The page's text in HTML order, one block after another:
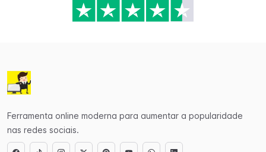
Ferramenta online moderna para aumentar a popularidade
nas redes sociais.